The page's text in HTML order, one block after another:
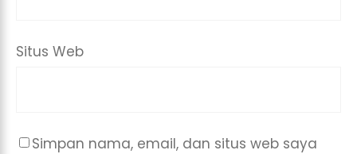
Situs Web
Simpan nama, email, dan situs web saya